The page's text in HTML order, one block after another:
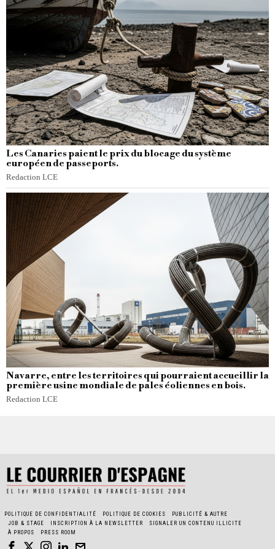
Les Canaries paient le prix du blocage du système
européen de passeports.
Redaction LCE
Navarre, entre les territoires qui pourraient accueillir la
première usine mondiale de pales éoliennes en bois.
Redaction LCE
POLITIQUE DE CONFIDENTIALITÉ POLITIQUE DE COOKIES
PUBLICITÉ & AUTRE
JOB & STAGE
INSCRIPTION À LA NEWSLETTER
SIGNALER UN CONTENU ILLICITE
À PROPOS
PRESS ROOM